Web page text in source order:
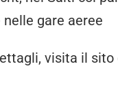
nelle gare aeree
visita il sito